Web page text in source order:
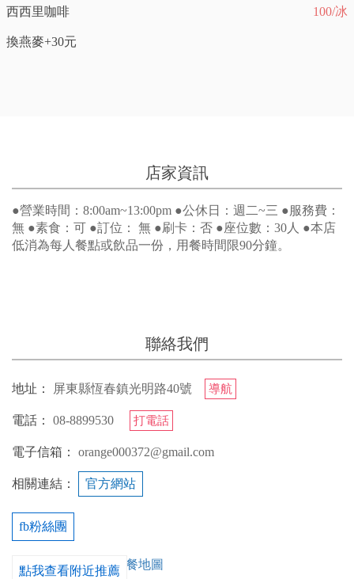
西西里咖啡 100/冰
換燕麥+30元
店家資訊
●營業時間：8:00am~13:00pm ●公休日：週二~三 ●服務費：
無 ●素食：可 ●訂位： 無 ●刷卡：否 ●座位數：30人 ●本店
低消為每人餐點或飲品一份，用餐時間限90分鐘。
聯絡我們
地址： 屏東縣恆春鎮光明路40號 導航
電話： 08-8899530 打電話
電子信箱： orange000372@gmail.com
相關連結： 官方網站
fb粉絲團
點我查看附近推薦